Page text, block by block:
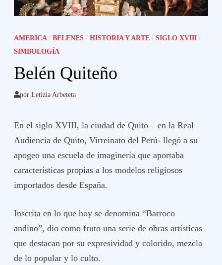
AMERICA/BELENES /HISTORIA Y ARTE /SIGLO XVIII /
SIMBOLOGÍA
Belén Quiteño
porLetizia Arbeteta
En el siglo XVIII, la ciudad de Quito – en la Real
Audiencia de Quito, Virreinato del Perú- llegó a su
apogeo una escuela de imaginería que aportaba
características propias a los modelos religiosos
importados desde España.
Inscrita en lo que hoy se denomina “Barroco
andino”, dio como fruto una serie de obras artísticas
que destacan por su expresividad y colorido, mezcla
de lo popular y lo culto.